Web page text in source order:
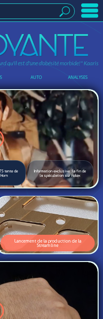
qu'il est d'une d'obésité morbide!" Kaaris
AUTO ANALYSES
tente de
Information exclusive : la fin de
la spéculation sur Rolex
Lancement de la production de la
Streamline